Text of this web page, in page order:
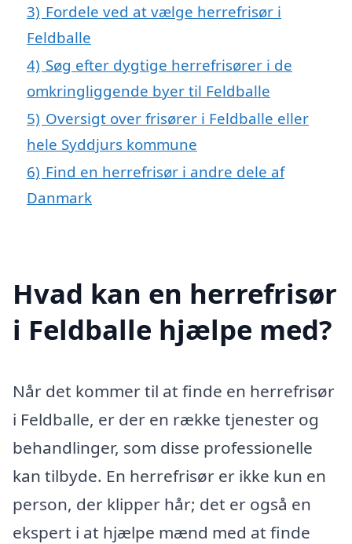
3) Fordele ved at vælge herrefrisør i
Feldballe
4) Søg efter dygtige herrefrisører i de
omkringliggende byer til Feldballe
5) Oversigt over frisører i Feldballe eller
hele Syddjurs kommune
6) Find en herrefrisør i andre dele af
Danmark
Hvad kan en herrefrisør
i Feldballe hjælpe med?
Når det kommer til at finde en herrefrisør
i Feldballe, er der en række tjenester og
behandlinger, som disse professionelle
kan tilbyde. En herrefrisør er ikke kun en
person, der klipper hår; det er også en
ekspert i at hjælpe mænd med at finde